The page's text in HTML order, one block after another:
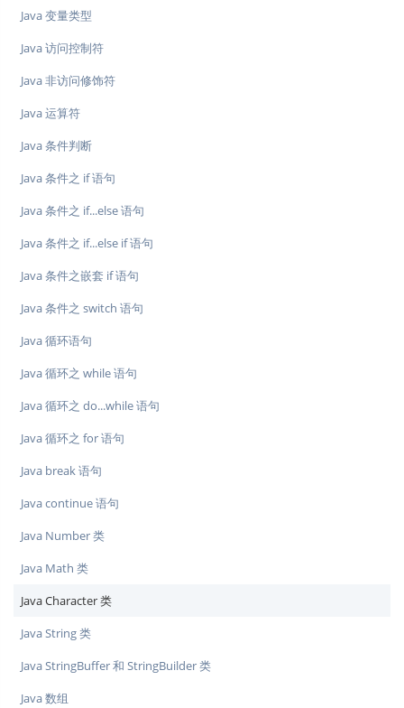
Java 变量类型
Java 访问控制符
Java 非访问修饰符
Java 运算符
Java 条件判断
Java 条件之 if 语句
Java 条件之 if...else 语句
Java 条件之 if...else if 语句
Java 条件之嵌套 if 语句
Java 条件之 switch 语句
Java 循环语句
Java 循环之 while 语句
Java 循环之 do...while 语句
Java 循环之 for 语句
Java break 语句
Java continue 语句
Java Number 类
Java Math 类
Java Character 类
Java String 类
Java StringBuffer 和 StringBuilder 类
Java 数组